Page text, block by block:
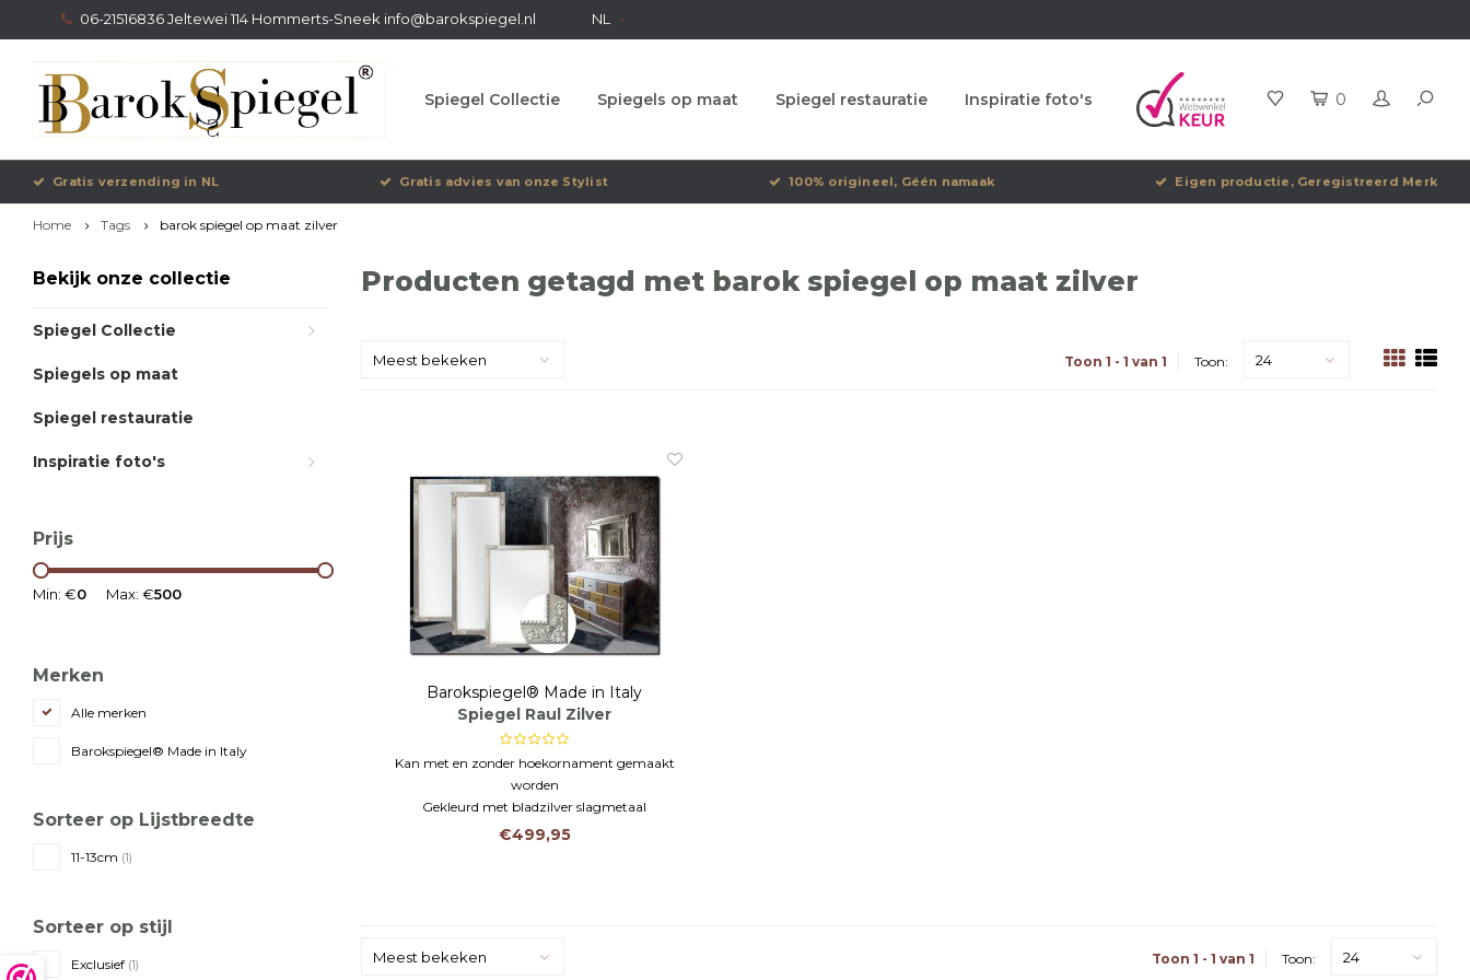
06-21516836 Jeltewei 114 Hommerts-Sneek info@barokspiegel.nl NL
Spiegel Collectie Spiegels op maat Spiegel restauratie Inspiratie foto's 0
Gratis verzending in NL Gratis advies van onze Stylist 100% origineel, Géén namaak Eigen productie, Geregistreerd Merk
Home Tags barok spiegel op maat zilver
Bekijk onze collectie
Spiegel Collectie
Spiegels op maat
Spiegel restauratie
Inspiratie foto's
Prijs
Min: €0 Max: €500
Merken
Alle merken
Barokspiegel® Made in Italy
Sorteer op Lijstbreedte
11-13cm (1)
Sorteer op stijl
Exclusief (1)
Producten getagd met barok spiegel op maat zilver
Meest bekeken Toon 1 - 1 van 1 Toon: 24
Barokspiegel® Made in Italy
Spiegel Raul Zilver
Kan met en zonder hoekornament gemaakt
worden
Gekleurd met bladzilver slagmetaal
Italiaans maatwerk
€499,95
Meest bekeken Toon 1 - 1 van 1 Toon: 24